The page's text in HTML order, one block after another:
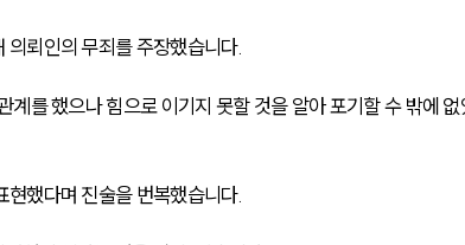
뢰인의 무죄를 주장했습니다.
를 했으나 힘으로 이기지 못할 것을 알아 포기할 수 밖에 없
했다며 진술을 번복했습니다.